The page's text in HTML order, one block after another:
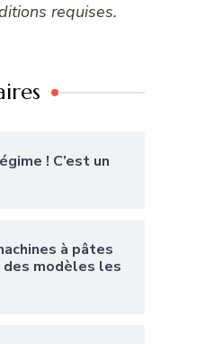
requises.
! C’est un
à pâtes
des modèles les